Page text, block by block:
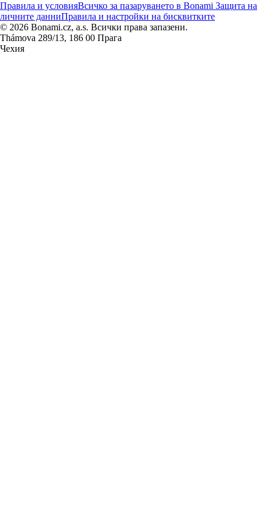
Правила и условияВсичко за пазаруването в Bonami Защита на
личните данниПравила и настройки на бисквитките
© 2026 Bonami.cz, a.s. Всички права запазени.
Thámova 289/13, 186 00 Прага
Чехия